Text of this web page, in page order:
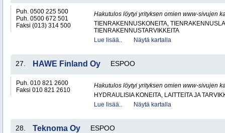
Puh. 0500 225 500
Puh. 0500 672 501
Faksi (013) 314 500
Hakutulos löytyi yrityksen omien www-sivujen
TIENRAKENNUSKONEITA,
TIENRAKENNUSTARVIKKEITA
Lue lisää..
Näytä kartalla
27. HAWE Finland Oy ESPOO
Puh. 010 821 2600
Faksi 010 821 2610
Hakutulos löytyi yrityksen omien www-sivujen
HYDRAULISIA KONEITA, LAITTEITA JA
Lue lisää..
Näytä kartalla
28. Teknoma Oy ESPOO